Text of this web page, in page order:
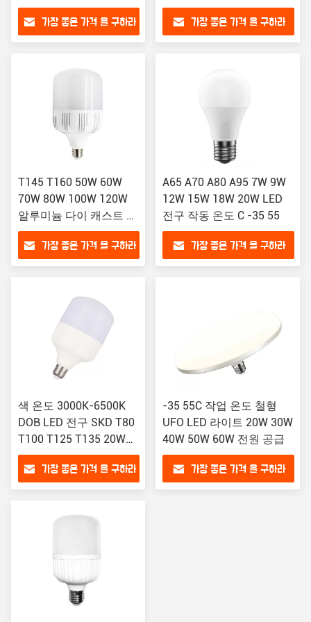
20W
가장 좋은 가격 을 구하라 가장 좋은 가격 을 구하라
T145 T160 50W 60W
70W 80W 100W 120W
알루미늄 다이 캐스트 하
우스 LED 전구
가장 좋은 가격 을 구하라
A65 A70 A80 A95 7W 9W
12W 15W 18W 20W LED
전구 작동 온도 C -35 55
가장 좋은 가격 을 구하라
색 온도 3000K-6500K
DOB LED 전구 SKD T80
T100 T125 T135 20W
30W 40W 50W 60W
가장 좋은 가격 을 구하라
-35 55C 작업 온도 철형
UFO LED 라이트 20W 30W
40W 50W 60W 전원 공급
가장 좋은 가격 을 구하라